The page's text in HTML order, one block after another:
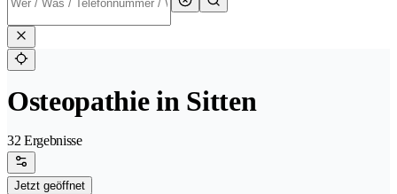
Osteopathie in Sitten
32 Ergebnisse
Jetzt geöffnet